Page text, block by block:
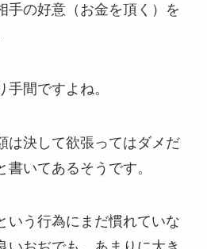
手の好意（お金を頂く）を
間ですよね。
は決して欲張ってはダメだ
書いてあるそうです。
いう行為にまだ慣れていな